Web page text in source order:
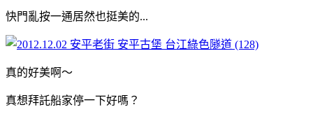
快門亂按一通居然也挺美的...
真的好美啊～
真想拜託船家停一下好嗎？